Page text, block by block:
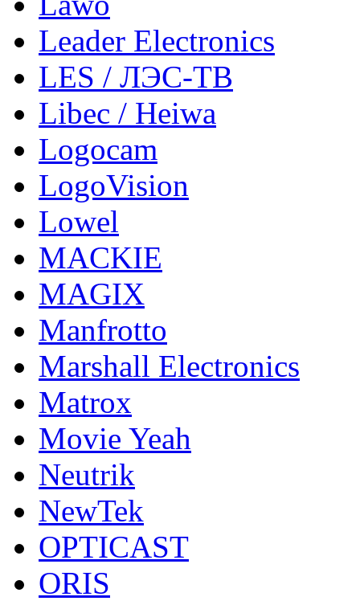
Leader Electronics
LES / ЛЭС-ТВ
Libec / Heiwa
Logocam
LogoVision
Lowel
MACKIE
MAGIX
Manfrotto
Marshall Electronics
Matrox
Movie Yeah
Neutrik
NewTek
OPTICAST
ORIS